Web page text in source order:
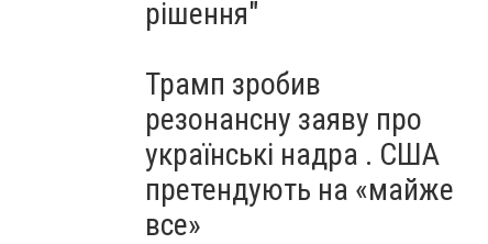
рішення"
Трамп зробив
резонансну заяву про
українські надра . США
претендують на «майже
все»